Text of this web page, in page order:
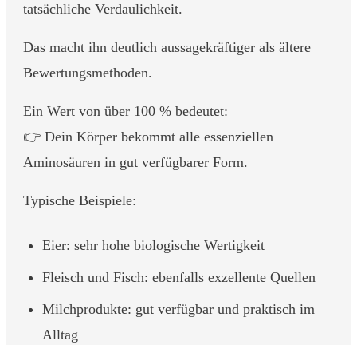
tatsächliche Verdaulichkeit.
Das macht ihn deutlich aussagekräftiger als ältere
Bewertungsmethoden.
Ein Wert von über 100 % bedeutet:
👉 Dein Körper bekommt alle essenziellen
Aminosäuren in gut verfügbarer Form.
Typische Beispiele:
Eier: sehr hohe biologische Wertigkeit
Fleisch und Fisch: ebenfalls exzellente Quellen
Milchprodukte: gut verfügbar und praktisch im
Alltag